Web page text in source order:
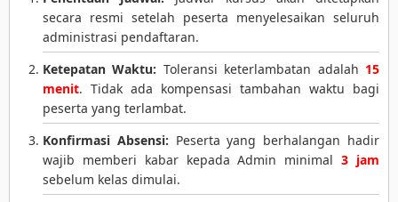
secara resmi setelah peserta menyelesaikan seluruh
administrasi pendaftaran.
Ketepatan Waktu: Toleransi keterlambatan adalah 15
menit. Tidak ada kompensasi tambahan waktu bagi
peserta yang terlambat.
Konfirmasi Absensi: Peserta yang berhalangan hadir
wajib memberi kabar kepada Admin minimal3 jam
sebelum kelas dimulai.